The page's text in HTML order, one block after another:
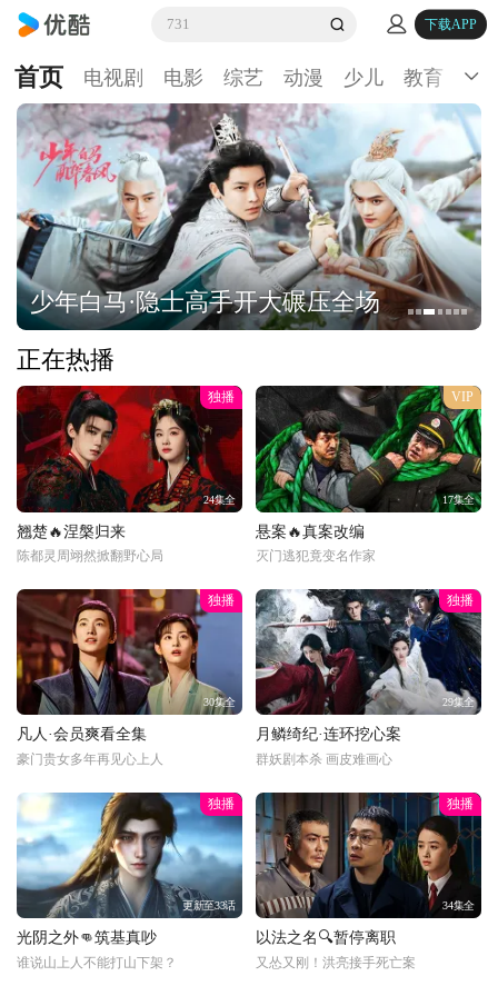
731 下载APP
首页 电视剧 电影 综艺 动漫 少儿 教育 生
少年白马·隐士高手开大碾压全场
正在热播
独播
24集全
翘楚🔥涅槃归来
陈都灵周翊然掀翻野心局
VIP
17集全
悬案🔥真案改编
灭门逃犯竟变名作家
独播
30集全
凡人·会员爽看全集
豪门贵女多年再见心上人
独播
29集全
月鳞绮纪·连环挖心案
群妖剧本杀 画皮难画心
独播
更新至33话
光阴之外👊筑基真吵
谁说山上人不能打山下架？
独播
34集全
以法之名🔍暂停离职
又怂又刚！洪亮接手死亡案